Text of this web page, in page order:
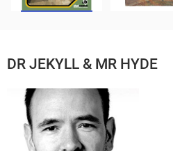
DR JEKYLL & MR HYDE